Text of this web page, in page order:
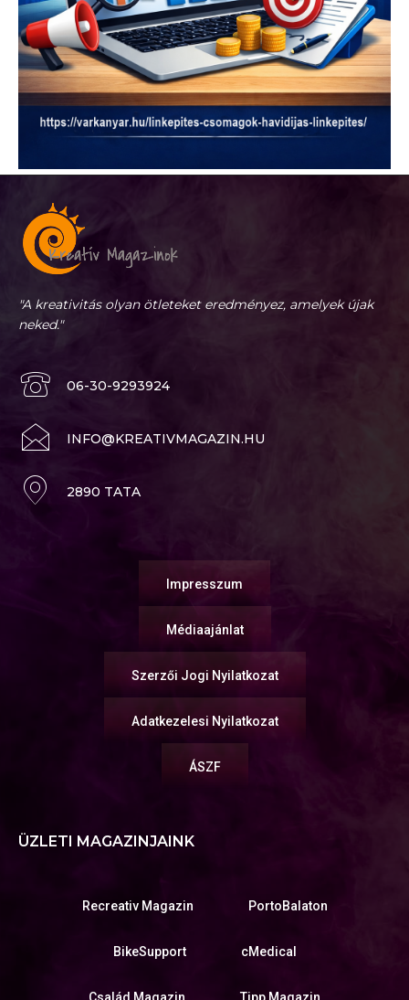
"A kreativitás olyan ötleteket eredményez, amelyek újak
neked."
06-30-9293924
INFO@KREATIVMAGAZIN.HU
2890 TATA
Impresszum
Médiaajánlat
Szerzői Jogi Nyilatkozat
Adatkezelesi Nyilatkozat
ÁSZF
ÜZLETI MAGAZINJAINK
Recreativ Magazin PortoBalaton
BikeSupport cMedical